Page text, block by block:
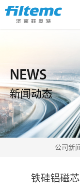
NEWS
新闻动态
公司新
铁硅铝磁